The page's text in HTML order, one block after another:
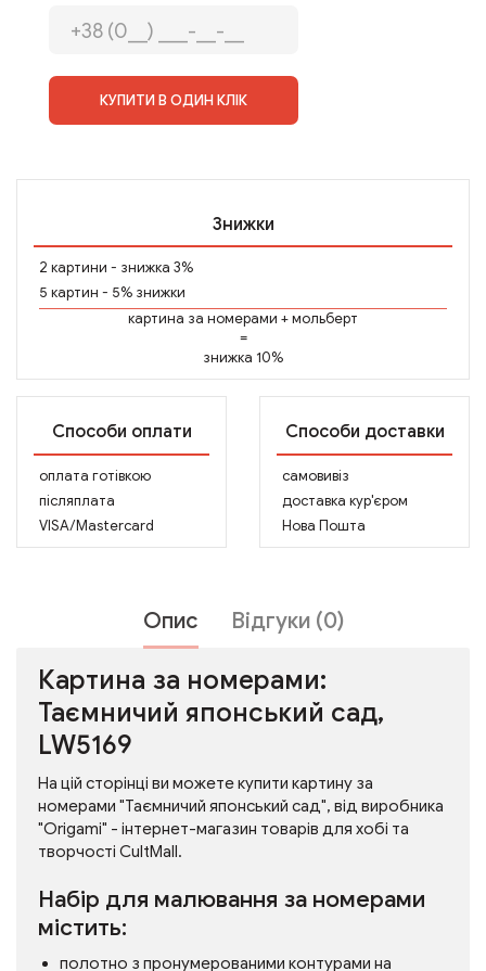
КУПИТИ В ОДИН КЛІК
Знижки
2 картини - знижка 3%
5 картин - 5% знижки
картина за номерами +мольберт
=
знижка 10%
Способи оплати
оплата готівкою
післяплата
VISA/Mastercard
Способи доставки
самовивіз
доставка кур'єром
Нова Пошта
Опис Відгуки (0)
Картина за номерами:
Таємничий японський сад,
LW5169
На цій сторінці ви можете купити картину за
номерами "Таємничий японський сад", від виробника
"Origami" - інтернет-магазин товарів для хобі та
творчості CultMall.
Набір для малювання за номерами
містить:
полотно з пронумерованими контурами на